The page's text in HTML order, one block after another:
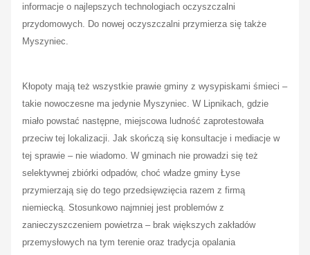
informacje o najlepszych technologiach oczyszczalni
przydomowych. Do nowej oczyszczalni przymierza się także
Myszyniec.
Kłopoty mają też wszystkie prawie gminy z wysypiskami śmieci –
takie nowoczesne ma jedynie Myszyniec. W Lipnikach, gdzie
miało powstać następne, miejscowa ludność zaprotestowała
przeciw tej lokalizacji. Jak skończą się konsultacje i mediacje w
tej sprawie – nie wiadomo. W gminach nie prowadzi się też
selektywnej zbiórki odpadów, choć władze gminy Łyse
przymierzają się do tego przedsięwzięcia razem z firmą
niemiecką. Stosunkowo najmniej jest problemów z
zanieczyszczeniem powietrza – brak większych zakładów
przemysłowych na tym terenie oraz tradycja opalania